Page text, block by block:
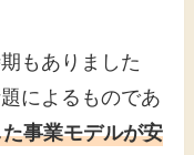
もありました
によるものであ
事業モデルが安